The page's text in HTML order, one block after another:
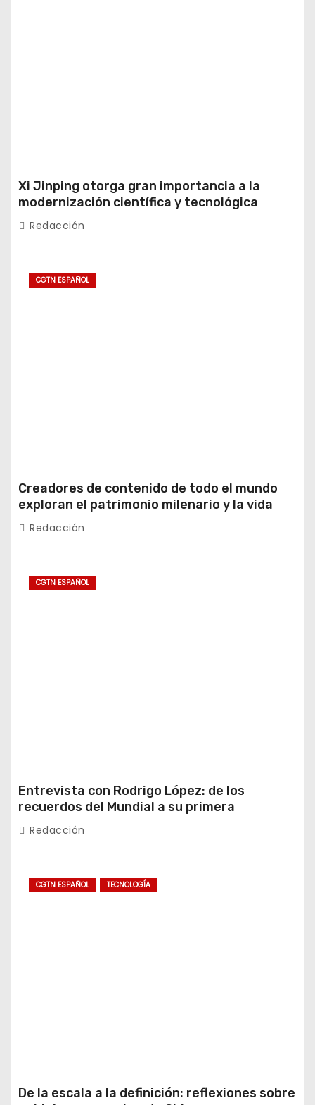
Xi Jinping otorga gran importancia a la
modernización científica y tecnológica
Redacción
CGTN ESPAÑOL
Creadores de contenido de todo el mundo
exploran el patrimonio milenario y la vida
moderna de Xinjiang
Redacción
CGTN ESPAÑOL
Entrevista con Rodrigo López: de los
recuerdos del Mundial a su primera
experiencia en China
Redacción
CGTN ESPAÑOL TECNOLOGÍA
De la escala a la definición: reflexiones sobre